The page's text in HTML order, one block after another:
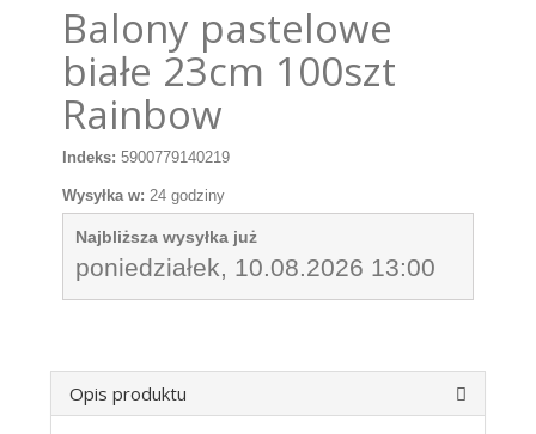
Balony pastelowe
białe 23cm 100szt
Rainbow
Indeks: 5900779140219
Wysyłka w: 24 godziny
Najbliższa wysyłka już
poniedziałek, 10.08.2026 13:00
Opis produktu